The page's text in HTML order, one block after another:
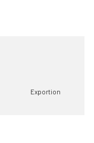
Exportion